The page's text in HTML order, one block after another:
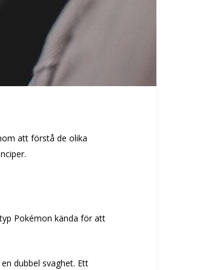
att förstå de olika
Pokémon kända för att
dubbel svaghet. Ett